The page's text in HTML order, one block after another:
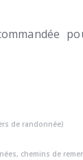
de randonnée)
chemins de